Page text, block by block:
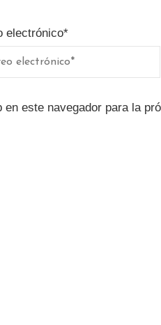
electrónico*
este navegador para la